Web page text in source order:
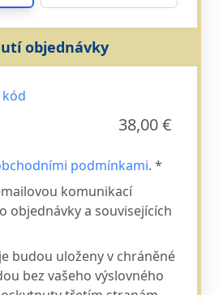
objednávky
kód
38,00 €
podmínkami. *
komunikací
objednávky a souvisejících
budou uloženy v chráněné
bez vašeho výslovného